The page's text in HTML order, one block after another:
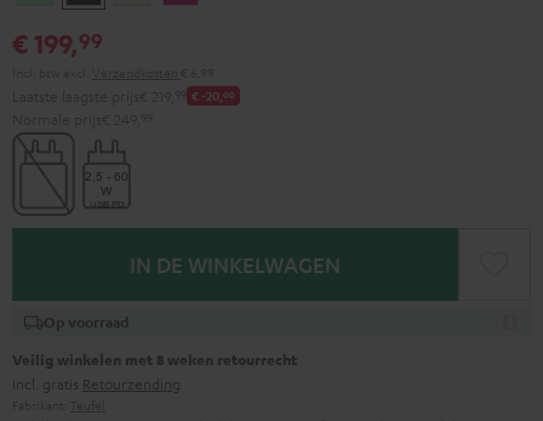
Mint
Black
White
€ 199,99
€ -20,00
IN DE WINKELWAGEN
Op voorraad
Veilig winkelen met 8 weken retourrecht
incl. gratis Retourzending